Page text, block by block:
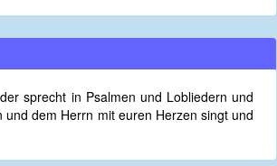
sprecht in Psalmen und Lobliedern und
und dem Herrn mit euren Herzen singt und